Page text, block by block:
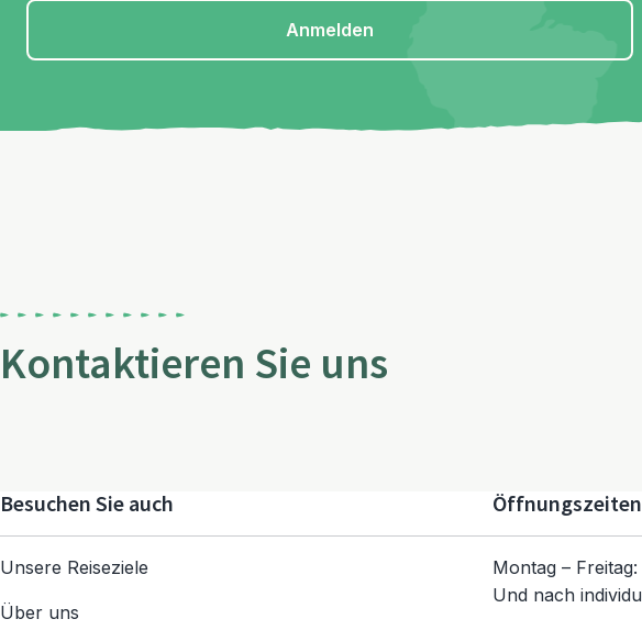
Anmelden
Kontaktieren Sie uns
Besuchen Sie auch
Unsere Reiseziele
Über uns
Öffnungszeiten
Montag –
Und nach